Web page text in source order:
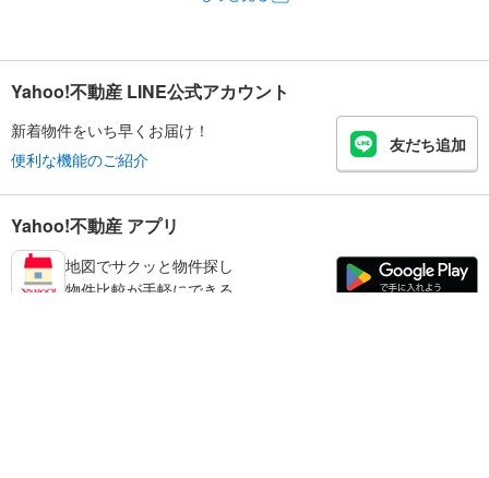
Yahoo!不動産 LINE公式アカウント
新着物件をいち早くお届け！
便利な機能のご紹介
友だち追加
Yahoo!不動産 アプリ
地図でサクッと物件探し
物件比較が手軽にできる